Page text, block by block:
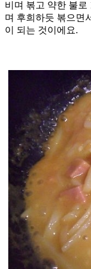
비며 볶고 약한 불
며 후희하듯 볶으면
이 되는 것이에요.